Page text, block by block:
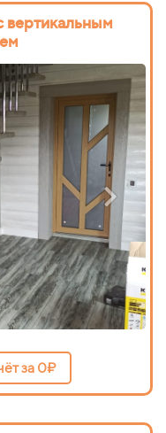
вертикальным
за 0₽